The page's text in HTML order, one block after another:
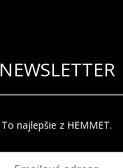
NEWSLETTER
To najlepšie z HEMMET.